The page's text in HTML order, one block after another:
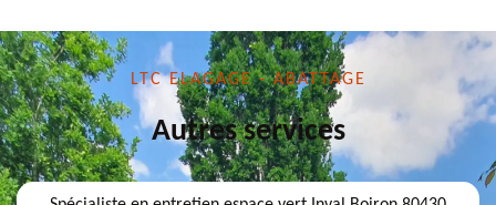
LTC ELAGAGE - ABATTAGE
Autres services